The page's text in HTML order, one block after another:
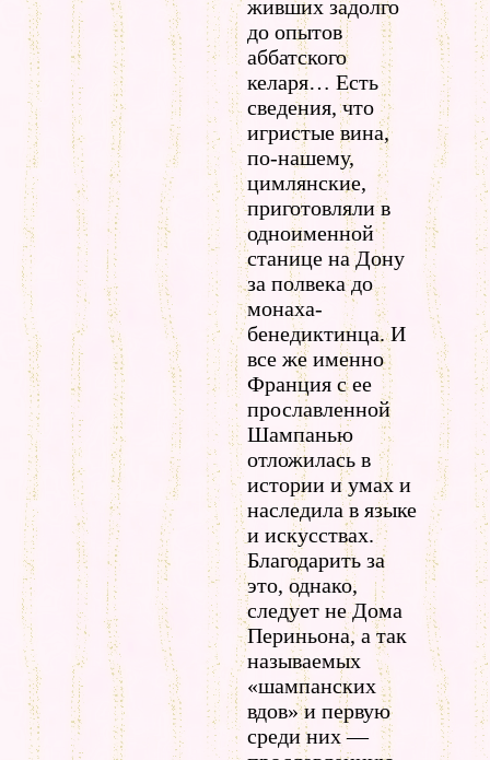
живших задолго
до опытов
аббатского
келаря… Есть
сведения, что
игристые вина,
по-нашему,
цимлянские,
приготовляли в
одноименной
станице на Дону
за полвека до
монаха-
бенедиктинца. И
все же именно
Франция с ее
прославленной
Шампанью
отложилась в
истории и умах и
наследила в языке
и искусствах.
Благодарить за
это, однако,
следует не Дома
Периньона, а так
называемых
«шампанских
вдов» и первую
среди них —